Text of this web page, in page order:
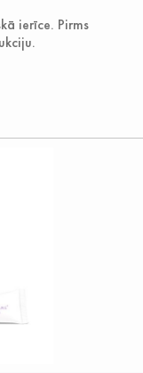
ierīce. Pirms